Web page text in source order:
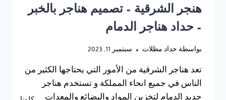
هنجر الشرقية – تصميم هناجر بالخبر
– حداد هناجر الدمام
بواسطة حداد مظلات سبتمبر 11, 2023
تعد هناجر الشرقية من الأمور التي يحتاجها الكثير من
الناس في جميع انحاء المملكة و تستخدم هناجر
حديد الدمام لتخزين المواد والبضائع والمعدات